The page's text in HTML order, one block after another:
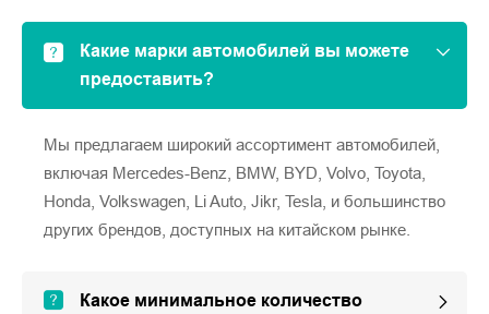
Какие марки автомобилей вы можете
предоставить?
Мы предлагаем широкий ассортимент автомобилей,
включая Mercedes-Benz, BMW, BYD, Volvo, Toyota,
Honda, Volkswagen, Li Auto, Jikr, Tesla, и большинство
других брендов, доступных на китайском рынке.
Какое минимальное количество